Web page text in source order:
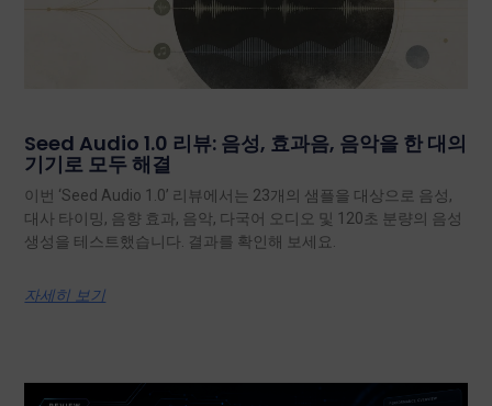
Seed Audio 1.0 리뷰: 음성, 효과음, 음악을 한 대의
기기로 모두 해결
이번 ‘Seed Audio 1.0’ 리뷰에서는 23개의 샘플을 대상으로 음성,
대사 타이밍, 음향 효과, 음악, 다국어 오디오 및 120초 분량의 음성
생성을 테스트했습니다. 결과를 확인해 보세요.
자세히 보기